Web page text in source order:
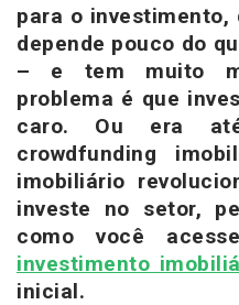
para o investimento,
depende pouco do
– e tem muito
problema é que
caro. Ou era
crowdfunding
imobiliário
investe no setor,
como você
investimento
inicial.